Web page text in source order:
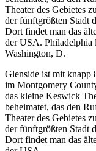
Theater des Gebietes
der fünftgrößten Stadt
Dort findet man das
der USA. Philadelphia
Washington, D.
Glenside ist mit knapp
im Montgomery
das kleine Keswick
beheimatet, das den
Theater des Gebietes
der fünftgrößten Stadt
Dort findet man das